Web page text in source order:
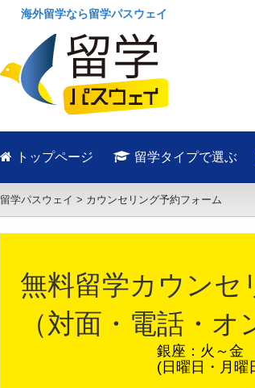
海外留学なら留学パスウェイ
トップページ 留学タイプで選ぶ
留学パスウェイ > カウンセリング予約フォーム
無料留学カウンセ
（対面・電話・オ
銀座：火～金
(日曜日・月曜